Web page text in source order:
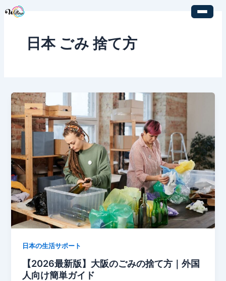
日本 ごみ 捨て方
日本の生活サポート
【2026最新版】大阪のごみの捨て方｜外国
人向け簡単ガイド